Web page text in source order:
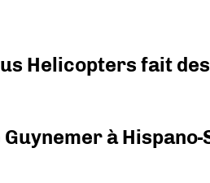
Helicopters fait
Guynemer à Hispano-